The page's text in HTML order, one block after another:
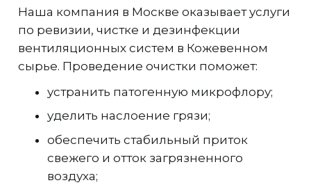
Наша компания в Москве оказывает услуги
по ревизии, чистке и дезинфекции
вентиляционных систем в Кожевенном
сырье. Проведение очистки поможет:
устранить патогенную микрофлору;
уделить наслоение грязи;
обеспечить стабильный приток
свежего и отток загрязненного
воздуха;